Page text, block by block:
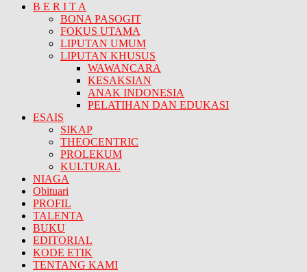
B E R I T A
BONA PASOGIT
FOKUS UTAMA
LIPUTAN UMUM
LIPUTAN KHUSUS
WAWANCARA
KESAKSIAN
ANAK INDONESIA
PELATIHAN DAN EDUKASI
ESAIS
SIKAP
THEOCENTRIC
PROLEKUM
KULTURAL
NIAGA
Obituari
PROFIL
TALENTA
BUKU
EDITORIAL
KODE ETIK
TENTANG KAMI